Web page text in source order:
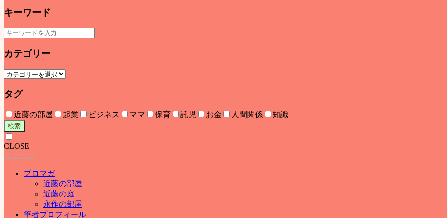
キーワード
カテゴリー
タグ
近藤の部屋 起業 ビジネス ママ 保育 託児 お金 人間関係 知識
検索
CLOSE
ログイン
ブロマガ
近藤の部屋
近藤の庭
永作の部屋
筆者プロフィール